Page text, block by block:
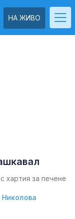
НА ЖИВО
хартия за печене
Николова